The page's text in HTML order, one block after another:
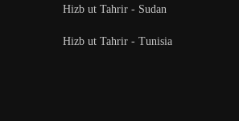
Hizb ut Tahrir - Sudan
Hizb ut Tahrir - Tunisia